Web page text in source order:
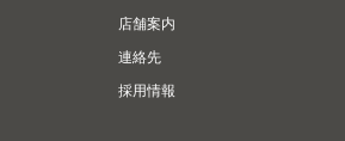
店舗案内
連絡先
採用情報